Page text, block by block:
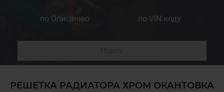
по Описанию по VIN коду
РЕШЕТКА РАДИАТОРА ХРОМ ОКАНТОВКА